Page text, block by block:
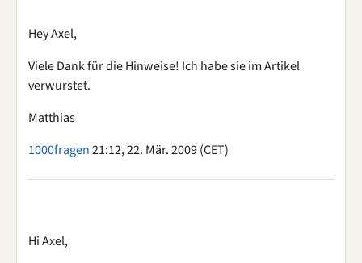
Hey Axel,
Viele Dank für die Hinweise! Ich habe sie im Artikel
verwurstet.
Matthias
1000fragen21:12, 22. Mär. 2009 (CET)
Hi Axel,